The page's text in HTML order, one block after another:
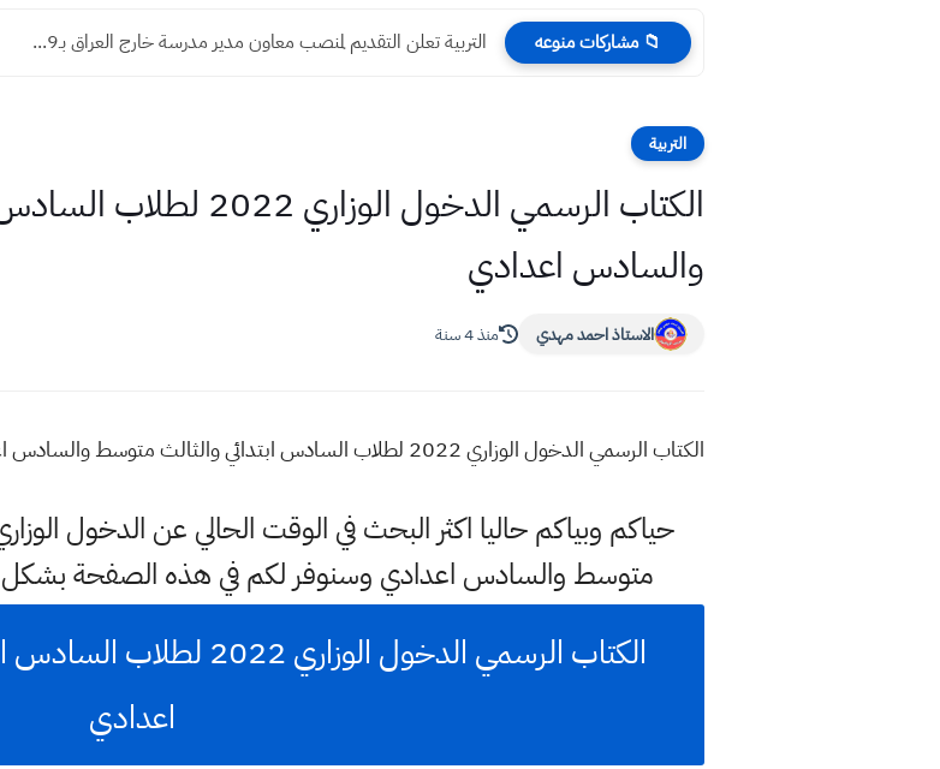
📁 مشاركات منوعه التربية تعلن التقديم لمنصب معاون مدير مدرسة خارج العراق بـ9...
التربية
الكتاب الرسمي الدخول
والسادس اعدادي
الاستاذ احمد مهدي منذ 4 سنة
الكتاب الرسمي الدخول الوزاري 2022 لطلاب السادس ابتدائي والثالث متوسط والسادس اعدادي
متوسط والسادس اعدادي وسنوفر لكم في هذه الصفحة
الكتاب الرسمي الدخول
اعدادي